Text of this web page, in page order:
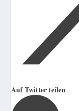
Auf Twitter teilen